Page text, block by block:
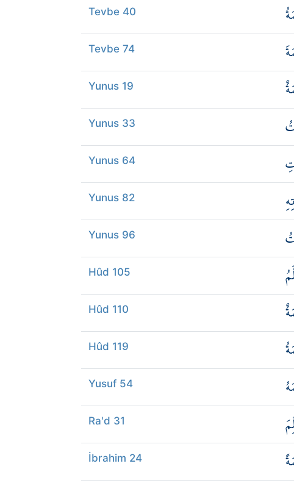
Tevbe 40
Tevbe 74
Yunus 19
Yunus 33
Yunus 64
Yunus 82
Yunus 96
Hûd 105
Hûd 110
Hûd 119
Yusuf 54
Ra'd 31
İbrahim 24